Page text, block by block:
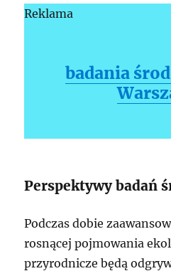
Reklama
badania
Perspektywy badań
Podczas dobie
rosnącej pojmowania
przyrodnicze będą